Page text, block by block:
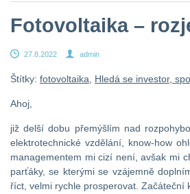
Fotovoltaika –
27.8.2022 admin
Štítky: fotovoltaika Hledá se investor,
Ahoj,
již delší dobu přemýšlím nad
elektrotechnické vzdělání, know-how
managementem mi cizí není, avšak mi
parťáky, se kterými se vzájemně
říct, velmi rychle prosperovat. Začáteční